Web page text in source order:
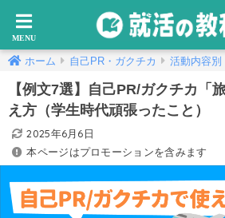
ホーム 自己PR・ガクチカ 活動内容別
【例文7選】自己PR/ガクチカ「
え方（学生時代頑張ったこと）
2025年6月6日
本ページはプロモーションを含みます